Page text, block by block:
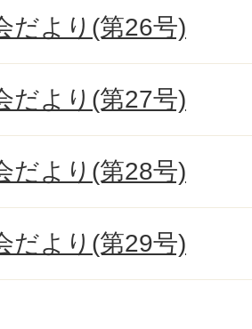
だより(第26号)
だより(第27号)
だより(第28号)
だより(第29号)